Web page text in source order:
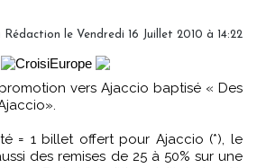
le Vendredi 16 Juillet 2010 à 14:22
= 1 billet offert pour Ajaccio (*), le
des remises de 25 à 50% sur une